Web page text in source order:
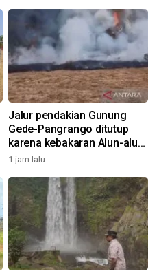
Jalur pendakian Gunung
Gede-Pangrango ditutup
karena kebakaran Alun-alun
Suryakancana
1 jam lalu